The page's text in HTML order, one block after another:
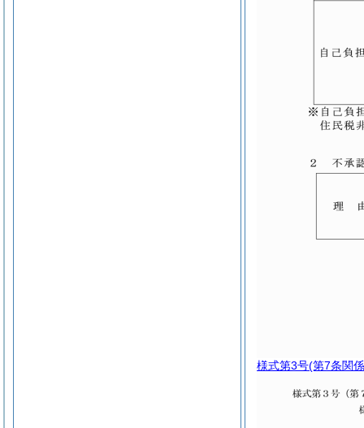
様式第3号(第7条関